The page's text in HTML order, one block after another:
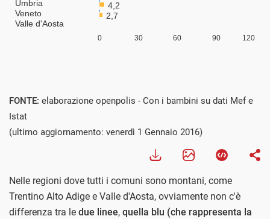
FONTE: elaborazione openpolis - Con i bambini su dati Mef e
Istat
(ultimo aggiornamento: venerdì 1 Gennaio 2016)
Nelle regioni dove tutti i comuni sono montani, come
Trentino Alto Adige e Valle d'Aosta, ovviamente non c'è
differenza tra le due linee, quella blu (che rappresenta la